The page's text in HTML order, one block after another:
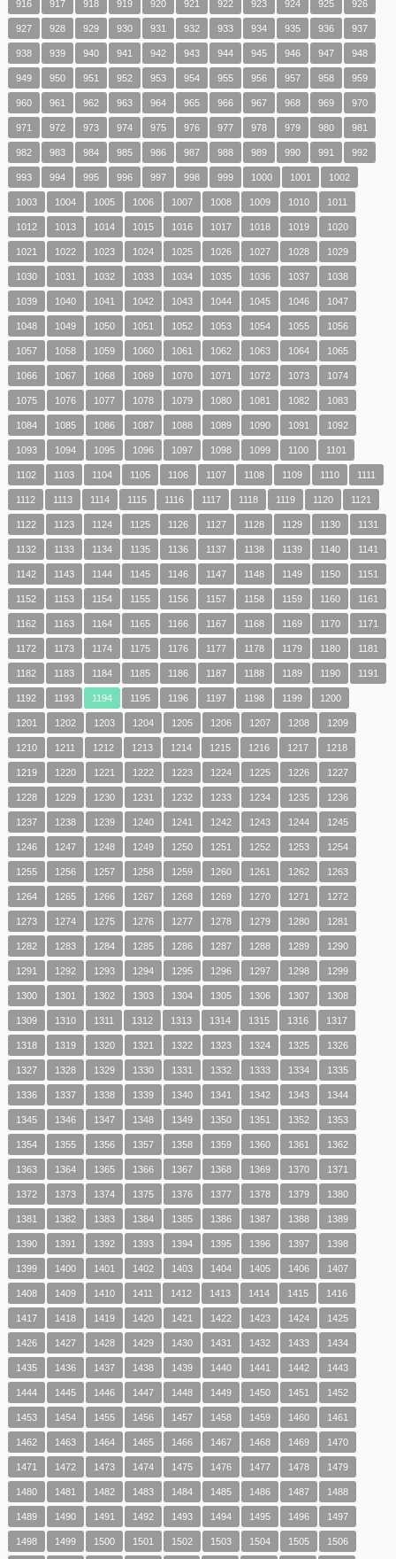
916 917 918 919 920 921 922 923 924 925 926
927 928 929 930 931 932 933 934 935 936 937
938 939 940 941 942 943 944 945 946 947 948
949 950 951 952 953 954 955 956 957 958 959
960 961 962 963 964 965 966 967 968 969 970
971 972 973 974 975 976 977 978 979 980 981
982 983 984 985 986 987 988 989 990 991 992
993 994 995 996 997 998 999 1000 1001 1002
1003 1004 1005 1006 1007 1008 1009 1010 1011
1012 1013 1014 1015 1016 1017 1018 1019 1020
1021 1022 1023 1024 1025 1026 1027 1028 1029
1030 1031 1032 1033 1034 1035 1036 1037 1038
1039 1040 1041 1042 1043 1044 1045 1046 1047
1048 1049 1050 1051 1052 1053 1054 1055 1056
1057 1058 1059 1060 1061 1062 1063 1064 1065
1066 1067 1068 1069 1070 1071 1072 1073 1074
1075 1076 1077 1078 1079 1080 1081 1082 1083
1084 1085 1086 1087 1088 1089 1090 1091 1092
1093 1094 1095 1096 1097 1098 1099 1100 1101
1102 1103 1104 1105 1106 1107 1108 1109 1110 1111
1112 1113 1114 1115 1116 1117 1118 1119 1120 1121
1122 1123 1124 1125 1126 1127 1128 1129 1130 1131
1132 1133 1134 1135 1136 1137 1138 1139 1140 1141
1142 1143 1144 1145 1146 1147 1148 1149 1150 1151
1152 1153 1154 1155 1156 1157 1158 1159 1160 1161
1162 1163 1164 1165 1166 1167 1168 1169 1170 1171
1172 1173 1174 1175 1176 1177 1178 1179 1180 1181
1182 1183 1184 1185 1186 1187 1188 1189 1190 1191
1192 1193 1194 1195 1196 1197 1198 1199 1200
1201 1202 1203 1204 1205 1206 1207 1208 1209
1210 1211 1212 1213 1214 1215 1216 1217 1218
1219 1220 1221 1222 1223 1224 1225 1226 1227
1228 1229 1230 1231 1232 1233 1234 1235 1236
1237 1238 1239 1240 1241 1242 1243 1244 1245
1246 1247 1248 1249 1250 1251 1252 1253 1254
1255 1256 1257 1258 1259 1260 1261 1262 1263
1264 1265 1266 1267 1268 1269 1270 1271 1272
1273 1274 1275 1276 1277 1278 1279 1280 1281
1282 1283 1284 1285 1286 1287 1288 1289 1290
1291 1292 1293 1294 1295 1296 1297 1298 1299
1300 1301 1302 1303 1304 1305 1306 1307 1308
1309 1310 1311 1312 1313 1314 1315 1316 1317
1318 1319 1320 1321 1322 1323 1324 1325 1326
1327 1328 1329 1330 1331 1332 1333 1334 1335
1336 1337 1338 1339 1340 1341 1342 1343 1344
1345 1346 1347 1348 1349 1350 1351 1352 1353
1354 1355 1356 1357 1358 1359 1360 1361 1362
1363 1364 1365 1366 1367 1368 1369 1370 1371
1372 1373 1374 1375 1376 1377 1378 1379 1380
1381 1382 1383 1384 1385 1386 1387 1388 1389
1390 1391 1392 1393 1394 1395 1396 1397 1398
1399 1400 1401 1402 1403 1404 1405 1406 1407
1408 1409 1410 1411 1412 1413 1414 1415 1416
1417 1418 1419 1420 1421 1422 1423 1424 1425
1426 1427 1428 1429 1430 1431 1432 1433 1434
1435 1436 1437 1438 1439 1440 1441 1442 1443
1444 1445 1446 1447 1448 1449 1450 1451 1452
1453 1454 1455 1456 1457 1458 1459 1460 1461
1462 1463 1464 1465 1466 1467 1468 1469 1470
1471 1472 1473 1474 1475 1476 1477 1478 1479
1480 1481 1482 1483 1484 1485 1486 1487 1488
1489 1490 1491 1492 1493 1494 1495 1496 1497
1498 1499 1500 1501 1502 1503 1504 1505 1506